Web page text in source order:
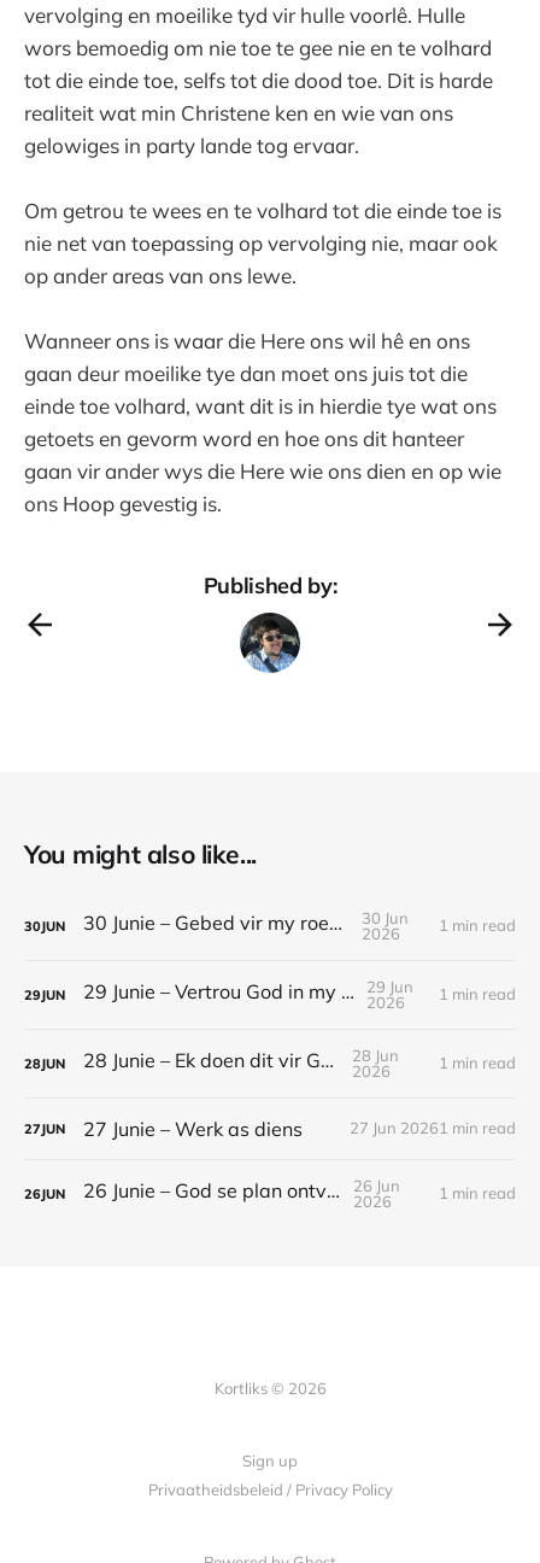
vervolging en moeilike tyd vir hulle voorlê. Hulle
wors bemoedig om nie toe te gee nie en te volhard
tot die einde toe, selfs tot die dood toe. Dit is harde
realiteit wat min Christene ken en wie van ons
gelowiges in party lande tog ervaar.
Om getrou te wees en te volhard tot die einde toe is
nie net van toepassing op vervolging nie, maar ook
op ander areas van ons lewe.
Wanneer ons is waar die Here ons wil hê en ons
gaan deur moeilike tye dan moet ons juis tot die
einde toe volhard, want dit is in hierdie tye wat ons
getoets en gevorm word en hoe ons dit hanteer
gaan vir ander wys die Here wie ons dien en op wie
ons Hoop gevestig is.
Published by:
You might also like...
30JUN 30 Junie – Gebed vir my roeping
30 Jun
2026
1 min read
29JUN 29 Junie – Vertrou God in my werk
29 Jun
2026
1 min read
28JUN 28 Junie – Ek doen dit vir God
28 Jun
2026
1 min read
27JUN 27 Junie – Werk as diens 27 Jun 20261 min read
26JUN 26 Junie – God se plan ontvou
26 Jun
2026
1 min read
Kortliks © 2026
Sign up
Privaatheidsbeleid / Privacy Policy